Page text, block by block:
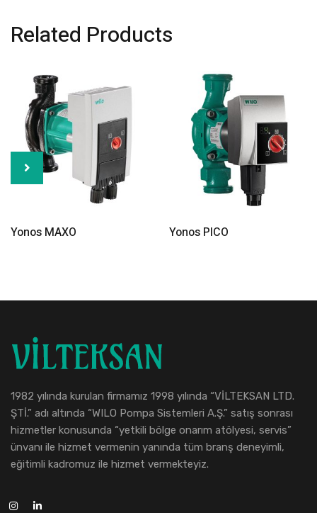
Related Products
Read More
Yonos MAXO Read More
Yonos PICO
1982 yılında kurulan firmamız 1998 yılında “VİLTEKSAN LTD.
ŞTİ.” adı altında “WILO Pompa Sistemleri A.Ş.” satış sonrası
hizmetler konusunda “yetkili bölge onarım atölyesi, servis”
ünvanı ile hizmet vermenin yanında tüm branş deneyimli,
eğitimli kadromuz ile hizmet vermekteyiz.